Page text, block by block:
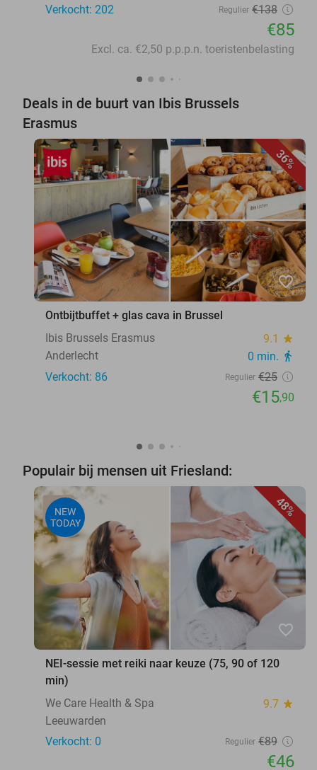
Verkocht: 202
Regulier €138
€85
Excl. ca. €2,50 p.p.p.n. toeristenbelasting
Deals in de buurt van Ibis Brussels
Erasmus
36%
favorite_border
Ontbijtbuffet + glas cava in Brussel
Ibis Brussels Erasmus
9.1 star
Anderlecht 0 min. directions_walk
Verkocht: 86 Regulier €25
€15,90
Populair bij mensen uit Friesland:
48%
NEW
TODAY
favorite_border
NEI-sessie met reiki naar keuze (75, 90 of 120
min)
We Care Health & Spa
9.7 star
Leeuwarden
Verkocht: 0
Regulier €89
€46